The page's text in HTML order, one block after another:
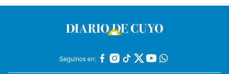
Seguinos en: